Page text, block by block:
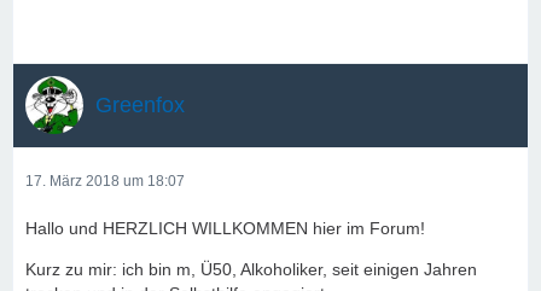
Greenfox
17. März 2018 um 18:07
Hallo und HERZLICH WILLKOMMEN hier im Forum!
Kurz zu mir: ich bin m, Ü50, Alkoholiker, seit einigen Jahren